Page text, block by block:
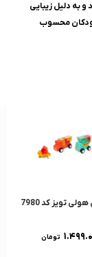
را تحمل کند و به دلیل زیبایی
محسوب
پازل کامیون هولی تویز کد 7980
تومان